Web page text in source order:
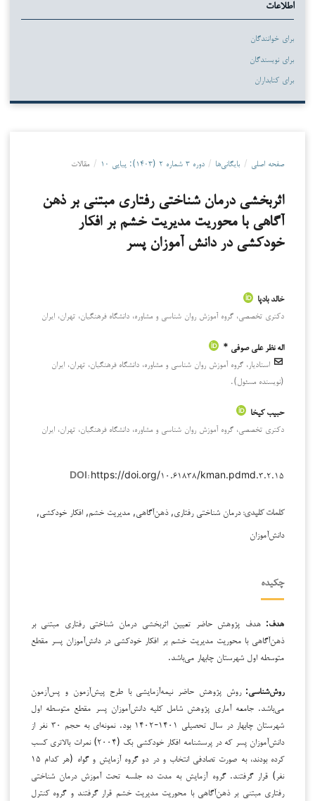
اطلاعات
برای خوانندگان
برای نویسندگان
برای کتابداران
صفحه اصلی / بایگانی‌ها / دوره ۳ شماره ۲ (۱۴۰۳): پیاپی ۱۰ / مقالات
اثربخشی درمان شناختی رفتاری مبتنی بر ذهن
آگاهی با محوریت مدیریت خشم بر افکار
خودکشی در دانش آموزان پسر
خالد بادپا
دکتری تخصصی، گروه آموزش روان شناسی و مشاوره، دانشگاه فرهنگیان، تهران، ایران
اله نظر علی صوفی *
استادیار، گروه آموزش روان شناسی و مشاوره، دانشگاه فرهنگیان، تهران، ایران
(نویسنده مسئول).
حبیب کیخا
دکتری تخصصی، گروه آموزش روان شناسی و مشاوره، دانشگاه فرهنگیان، تهران، ایران
DOI: https://doi.org/۱۰.۶۱۸۳۸/kman.pdmd.۳.۲.۱۵
کلمات کلیدی:درمان شناختی رفتاری, ذهن‌آگاهی, مدیریت خشم, افکار خودکشی,
دانش‌آموزان
چکیده
هدف: هدف پژوهش حاضر تعیین اثربخشی درمان شناختی رفتاری مبتنی بر
ذهن‌آگاهی با محوریت مدیریت خشم بر افکار خودکشی در دانش‌آموزان پسر مقطع
متوسطه اول شهرستان چابهار می‌باشد.
روش‌شناسی: روش پژوهش حاضر نیمه‌آزمایشی با طرح پیش‌آزمون و پس‌آزمون
می‌باشد. جامعه آماری پژوهش شامل کلیه دانش‌آموزان پسر مقطع متوسطه اول
شهرستان چابهار در سال تحصیلی ۱۴۰۱-۱۴۰۲ بود. نمونه‌ای به حجم ۳۰ نفر از
دانش‌آموزان پسر که در پرسشنامه افکار خودکشی بک (۲۰۰۴) نمرات بالاتری کسب
کرده بودند، به صورت تصادفی انتخاب و در دو گروه آزمایش و گواه (هر کدام ۱۵
نفر) قرار گرفتند. گروه آزمایش به مدت ده جلسه تحت آموزش درمان شناختی
رفتاری مبتنی بر ذهن‌آگاهی با محوریت مدیریت خشم قرار گرفتند و گروه کنترل